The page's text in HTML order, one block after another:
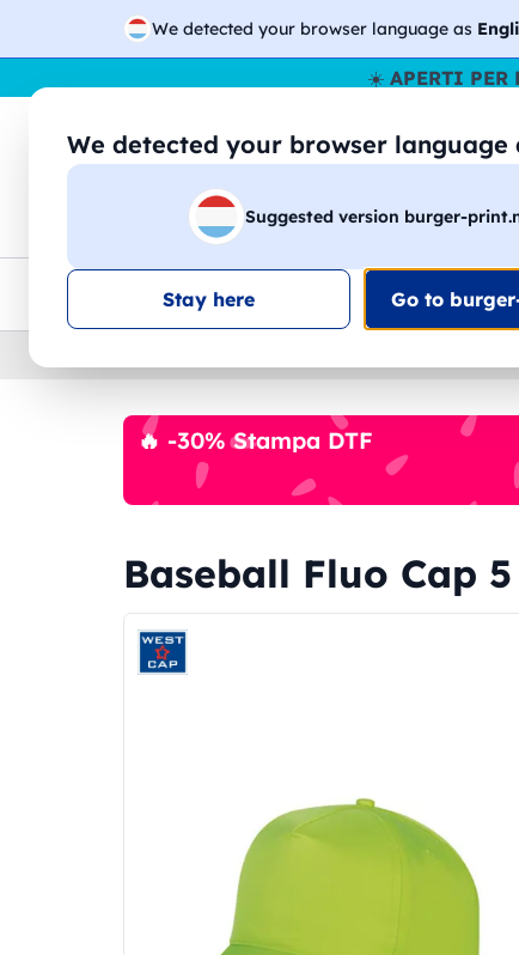
We detected your browser language as
We detected your browser language
Suggested version burger-
Stay here Go to
☀️ APERTI PER
🔎
Magliette Felpe Uomo Donna
Consegna gratis Sconti quantitàAssistenza
🔥 -30% Stampa DTF
Baseball Fluo Cap